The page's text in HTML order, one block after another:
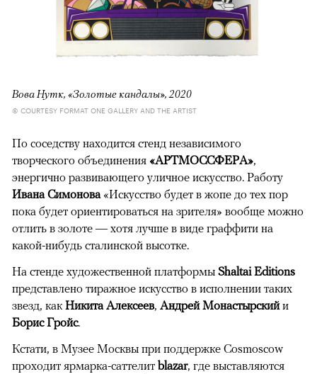
Вова Нутк, «Золотые кандалы», 2020
© COURTESY FORMAT ONE GALLERY AND THE ARTIST
По соседству находится стенд независимого
творческого объединения «АРТМОССФЕРА»,
энергично развивающего уличное искусство. Работу
Ивана Симонова «Искусство будет в жопе до тех пор
пока будет ориентироваться на зрителя» вообще можно
отлить в золоте — хотя лучше в виде граффити на
какой-нибудь сталинской высотке.
На стенде художественной платформы Shaltai Editions
представлено тиражное искусство в исполнении таких
звезд, как Никита Алексеев, Андрей Монастырскийи
Борис Гройс.
Кстати, в Музее Москвы при поддержке Cosmoscow
проходит ярмарка-саттелит blazar, где выставляются